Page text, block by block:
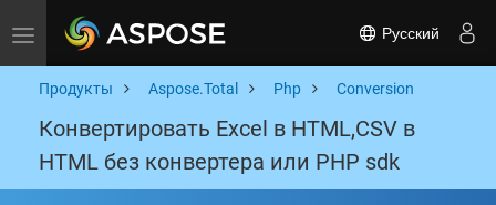
Toggle navigation Русский
Продукты Aspose.Total Php Conversion
Конвертировать Excel в HTML,CSV в
HTML без конвертера или PHP sdk